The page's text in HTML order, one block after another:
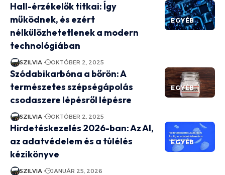
EGYÉB
Hall-érzékelők titkai: Így
működnek, és ezért
nélkülözhetetlenek a modern
technológiában
SZILVIA OKTÓBER 2, 2025
EGYÉB
Szódabikarbóna a bőrön: A
természetes szépségápolás
csodaszere lépésről lépésre
SZILVIA OKTÓBER 2, 2025
EGYÉB
Hirdetéskezelés 2026-ban: Az AI,
az adatvédelem és a túlélés
kézikönyve
SZILVIA JANUÁR 25, 2026